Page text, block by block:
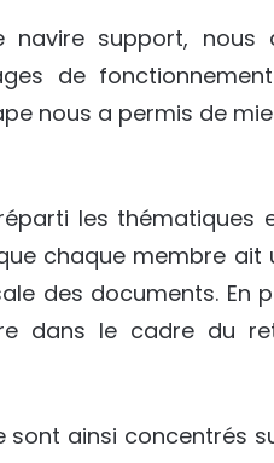
navire support,
de
nous a permis de
les
chaque membre ait
des documents. En
dans le cadre du
sont ainsi concentrés